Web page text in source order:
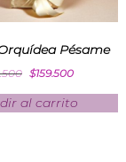
Pésame
$159.500
al carrito